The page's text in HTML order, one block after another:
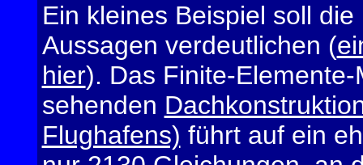
Ein kleines Beispiel soll die
Aussagen verdeutlichen (
hier). Das Finite-
sehenden
Flughafens) führt auf ein